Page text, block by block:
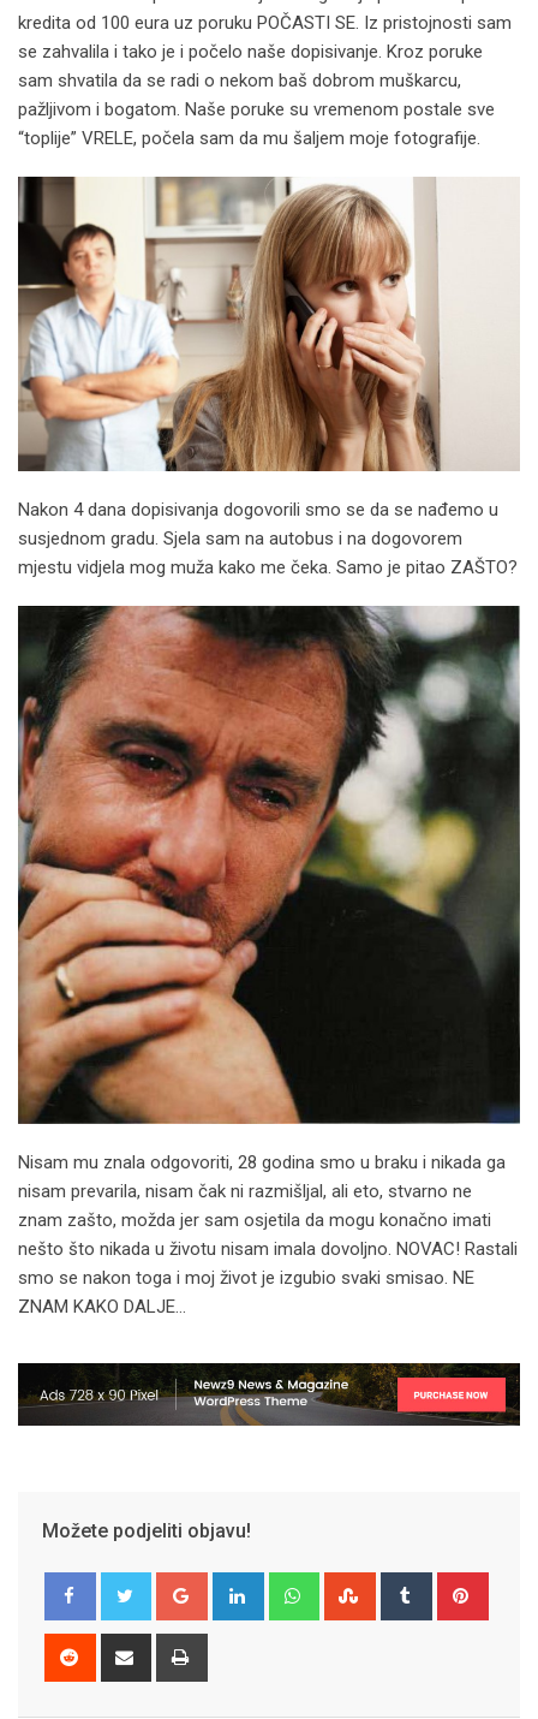
kredita od 100 eura uz poruku POČASTI SE. Iz pristojnosti sam
se zahvalila i tako je i počelo naše dopisivanje. Kroz poruke
sam shvatila da se radi o nekom baš dobrom muškarcu,
pažljivom i bogatom. Naše poruke su vremenom postale sve
“toplije” VRELE, počela sam da mu šaljem moje fotografije.
Nakon 4 dana dopisivanja dogovorili smo se da se nađemo u
susjednom gradu. Sjela sam na autobus i na dogovorem
mjestu vidjela mog muža kako me čeka. Samo je pitao ZAŠTO?
Nisam mu znala odgovoriti, 28 godina smo u braku i nikada ga
nisam prevarila, nisam čak ni razmišljal, ali eto, stvarno ne
znam zašto, možda jer sam osjetila da mogu konačno imati
nešto što nikada u životu nisam imala dovoljno. NOVAC! Rastali
smo se nakon toga i moj život je izgubio svaki smisao. NE
ZNAM KAKO DALJE…
Možete podjeliti objavu!
Google+ LinkedIn WhatsappStumbleUpon
Tumblr
Reddit
Share